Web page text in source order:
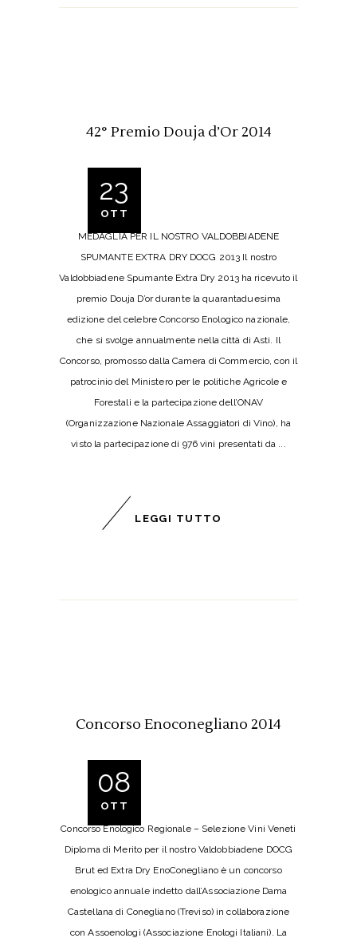
42° Premio Douja d’Or 2014
23
OTT
MEDAGLIA PER IL NOSTRO VALDOBBIADENE
SPUMANTE EXTRA DRY DOCG 2013 Il nostro
Valdobbiadene Spumante Extra Dry 2013 ha ricevuto il
premio Douja D’or durante la quarantaduesima
edizione del celebre Concorso Enologico nazionale,
che si svolge annualmente nella città di Asti. Il
Concorso, promosso dalla Camera di Commercio, con il
patrocinio del Ministero per le politiche Agricole e
Forestali e la partecipazione dell’ONAV
(Organizzazione Nazionale Assaggiatori di Vino), ha
visto la partecipazione di 976 vini presentati da
LEGGI TUTTO
Concorso Enoconegliano 2014
08
OTT
Concorso Enologico Regionale – Selezione Vini Veneti
Diploma di Merito per il nostro Valdobbiadene DOCG
Brut ed Extra Dry EnoConegliano è un concorso
enologico annuale indetto dall’Associazione Dama
Castellana di Conegliano (Treviso) in collaborazione
con Assoenologi (Associazione Enologi Italiani). La